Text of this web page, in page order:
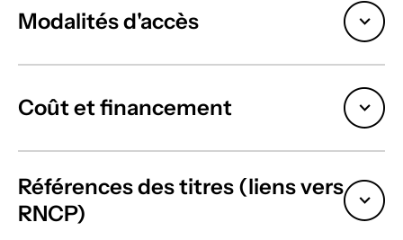
Modalités d'accès
Coût et financement
Références des titres (liens vers
RNCP)